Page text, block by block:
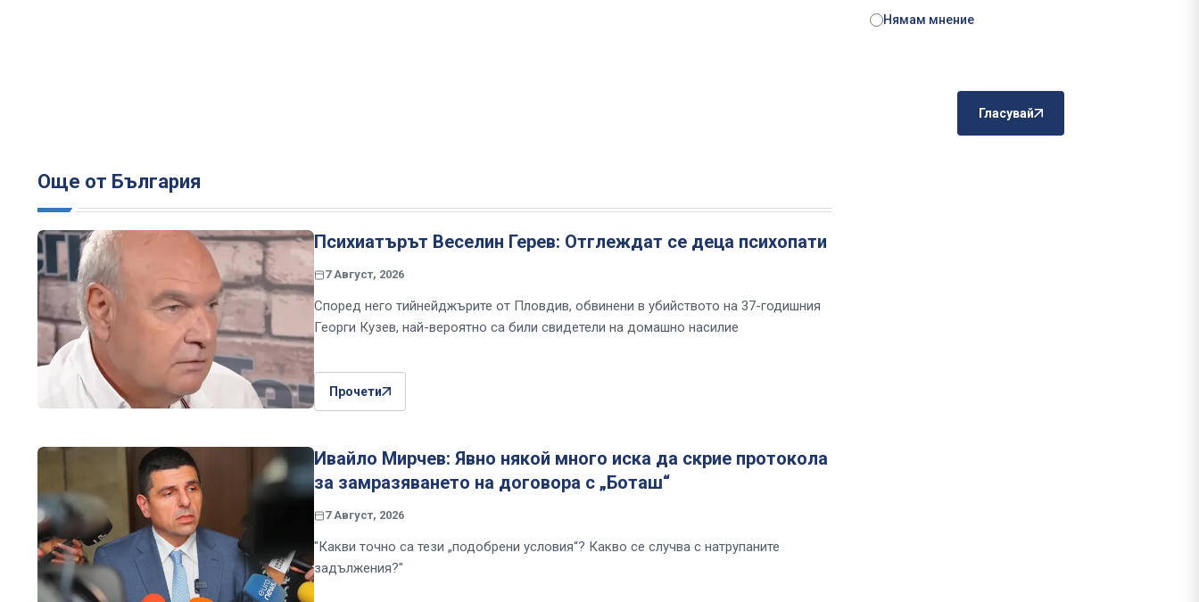
Още от България
Психиатърът Веселин Герев: Отглеждат се деца психопати
7 Август, 2026
Според него тийнейджърите от Пловдив, обвинени в убийството на 37-годишния
Георги Кузев, най-вероятно са били свидетели на домашно насилие
Прочети
Ивайло Мирчев: Явно някой много иска да скрие протокола
за замразяването на договора с „Боташ“
7 Август, 2026
"Какви точно са тези „подобрени условия“? Какво се случва с натрупаните
задължения?"
Нямам мнение
Гласувай